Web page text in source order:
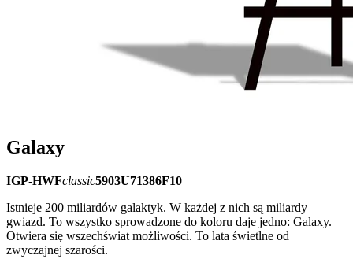
Galaxy
IGP-HWFclassic5903U71386F10
Istnieje 200 miliardów galaktyk. W każdej z nich są miliardy
gwiazd. To wszystko sprowadzone do koloru daje jedno: Galaxy.
Otwiera się wszechświat możliwości. To lata świetlne od
zwyczajnej szarości.